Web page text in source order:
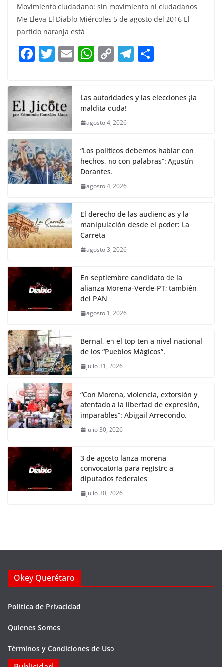
c
e
b
o
k
itt
er
ai
l
at
A
p
p
Li
n
e
gr
a
m
ar
Movimiento ciudadano: sin movimiento ni ciudadanos
Me Lleva El Diablo Miércoles 5 de agosto del 2016 El
partido naranja está
F
c
e
b
o
o
k
T
itt
er
E W
s
A
p
C
y
Li
k
T
gr e
Las autoridades y las elecciones ¡la
maldita duda!
agosto 4, 2026
“Los políticos debemos hablar con
hechos, no con palabras”: Agustín
Dorantes.
agosto 4, 2026
El derecho de las audiencias y la
manipulación desde el poder: La
Carreta
agosto 3, 2026
En septiembre candidato de la
alianza Morena-Verde-PT; también
del PAN
agosto 1, 2026
Bernal, en el top ten a nivel nacional
de los “Pueblos Mágicos”.
julio 31, 2026
“Con Morena, violencia, extorsión y
atentado a la libertad de expresión,
imparables”: Abigail Arredondo.
julio 30, 2026
3 de agosto lanza morena
convocatoria para registro a
diputados federales
julio 30, 2026
Okey Querétaro
Política de Privacidad
Quienes Somos
Términos y Condiciones de Uso